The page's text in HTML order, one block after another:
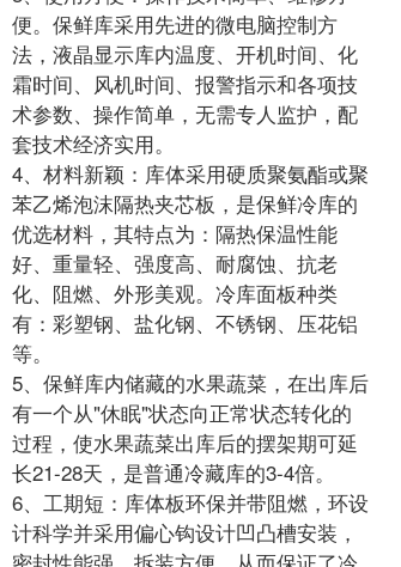
便。保鲜库采用先进的微电脑控制方
法，液晶显示库内温度、开机时间、化
霜时间、风机时间、报警指示和各项技
术参数、操作简单，无需专人监护，配
套技术经济实用。
4、材料新颖：库体采用硬质聚氨酯或聚
苯乙烯泡沫隔热夹芯板，是保鲜冷库的
优选材料，其特点为：隔热保温性能
好、重量轻、强度高、耐腐蚀、抗老
化、阻燃、外形美观。冷库面板种类
有：彩塑钢、盐化钢、不锈钢、压花铝
等。
5、保鲜库内储藏的水果蔬菜，在出库后
有一个从"休眠"状态向正常状态转化的
过程，使水果蔬菜出库后的摆架期可延
长21-28天，是普通冷藏库的3-4倍。
6、工期短：库体板环保并带阻燃，环设
计科学并采用偏心钩设计凹凸槽安装，